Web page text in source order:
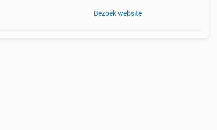
Bezoek website